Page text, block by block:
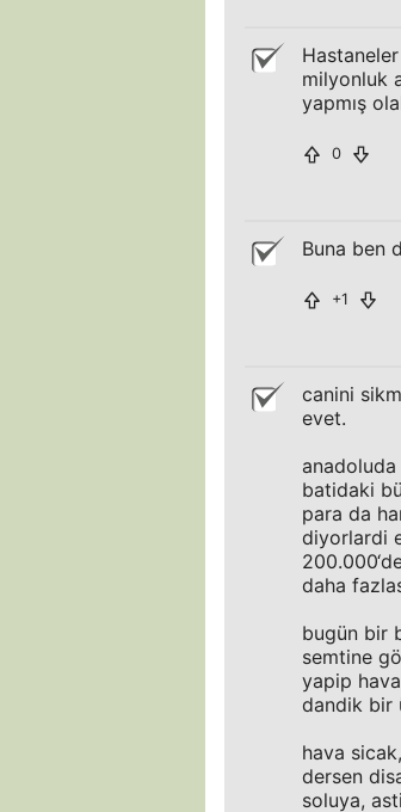
milyonluk
yapmış
0
Buna ben
+1
canini
evet.
batidaki
para da
diyorlardi
daha
bugün bir
semtine
yapip
dandik bir
hava
dersen
soluya,